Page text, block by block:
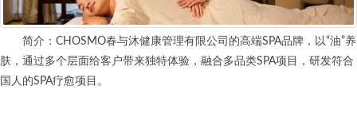
简介：CHOSMO春与沐健康管理有限公司的高端SPA品牌，以“油”养
肤，通过多个层面给客户带来独特体验，融合多品类SPA项目，研发符合
国人的SPA疗愈项目。